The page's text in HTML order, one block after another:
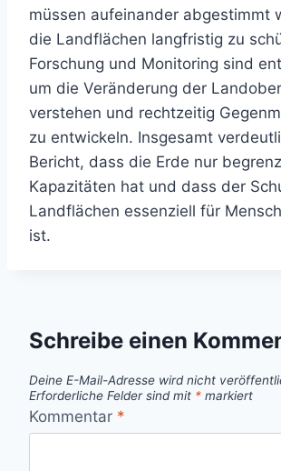
müssen aufeinander abgestimmt
die Landflächen langfristig zu
Forschung und Monitoring sind
um die Veränderung der
verstehen und rechtzeitig
zu entwickeln. Insgesamt
Bericht, dass die Erde nur
Kapazitäten hat und dass der
Landflächen essenziell für
ist.
Schreibe einen
Deine E-Mail-Adresse wird nicht
Erforderliche Felder sind mit * markiert
Kommentar *